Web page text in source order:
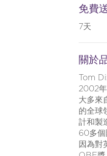
免費
7天
關於
Tom
2002
大多來
的全球
計和製
60多個
因為對